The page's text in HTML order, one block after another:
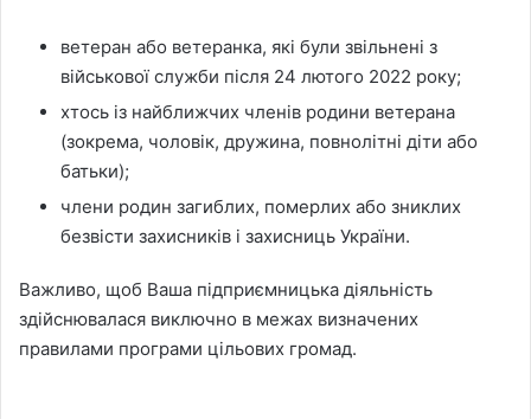
ветеран або ветеранка, які були звільнені з
військової служби після 24 лютого 2022 року;
хтось із найближчих членів родини ветерана
(зокрема, чоловік, дружина, повнолітні діти або
батьки);
члени родин загиблих, померлих або зниклих
безвісти захисників і захисниць України.
Важливо, щоб Ваша підприємницька діяльність
здійснювалася виключно в межах визначених
правилами програми цільових громад.